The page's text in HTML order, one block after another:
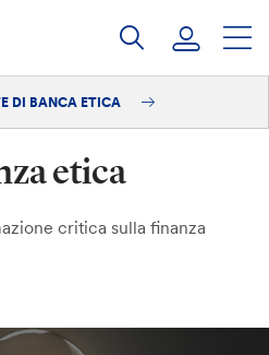
DI BANCA ETICA
etica
critica sulla finanza